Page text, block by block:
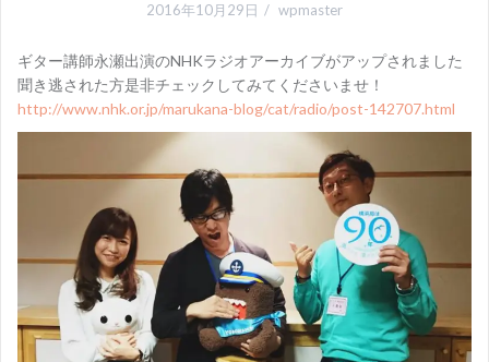
2016年10月29日 wpmaster
ギター講師永瀬出演のNHKラジオアーカイブがアップされました
聞き逃された方是非チェックしてみてくださいませ！
http://www.nhk.or.jp/marukana-blog/cat/radio/post-142707.html